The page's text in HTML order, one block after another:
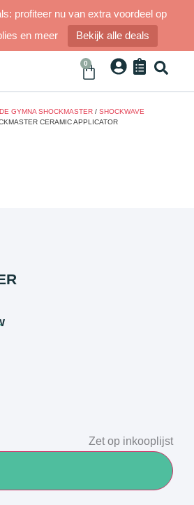
profiteer nu van extra voordeel op
en meer
Bekijk alle deals
0
GYMNA SHOCKMASTER / SHOCKWAVE
CERAMIC APPLICATOR
Zet op inkooplijst